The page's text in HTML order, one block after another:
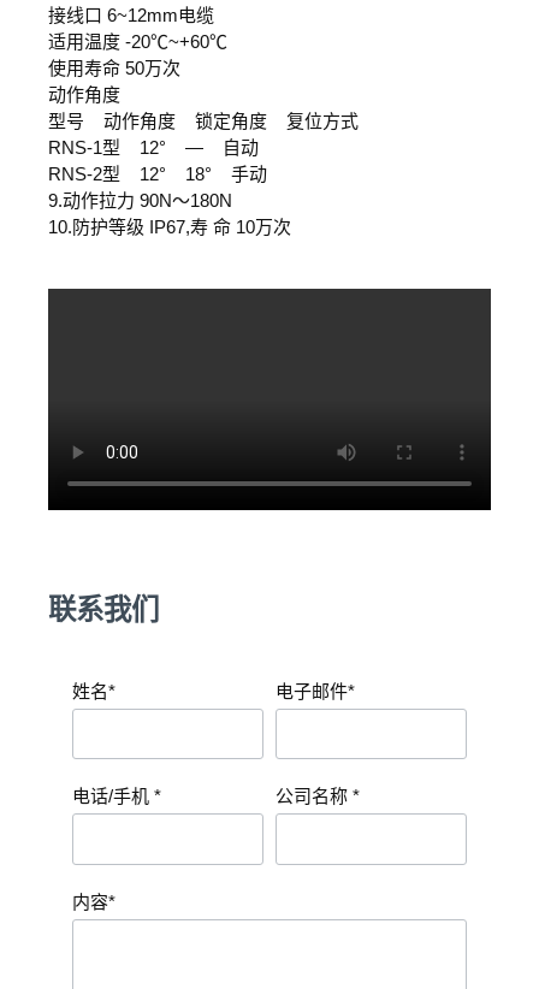
接线口 6~12mm电缆
适用温度 -20℃~+60℃
使用寿命 50万次
动作角度
型号 动作角度 锁定角度 复位方式
RNS-1型 12° — 自动
RNS-2型 12° 18° 手动
9.动作拉力 90N～180N
10.防护等级 IP67,寿 命 10万次
联系我们
姓名* 电子邮件*
电话/手机 * 公司名称 *
内容*